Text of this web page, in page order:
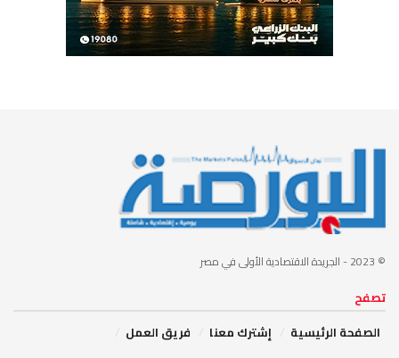
© 2023 - الجريدة الاقتصادية الأولى في مصر
تصفح
الصفحة الرئيسية
إشترك معنا
فريق العمل